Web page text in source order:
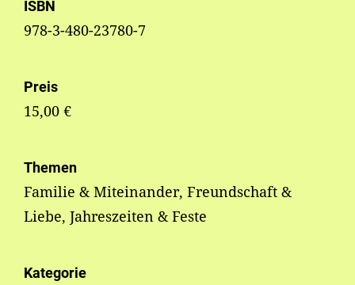
ISBN
978-3-480-23780-7
Preis
15,00 €
Themen
Familie & Miteinander, Freundschaft &
Liebe, Jahreszeiten & Feste
Kategorie